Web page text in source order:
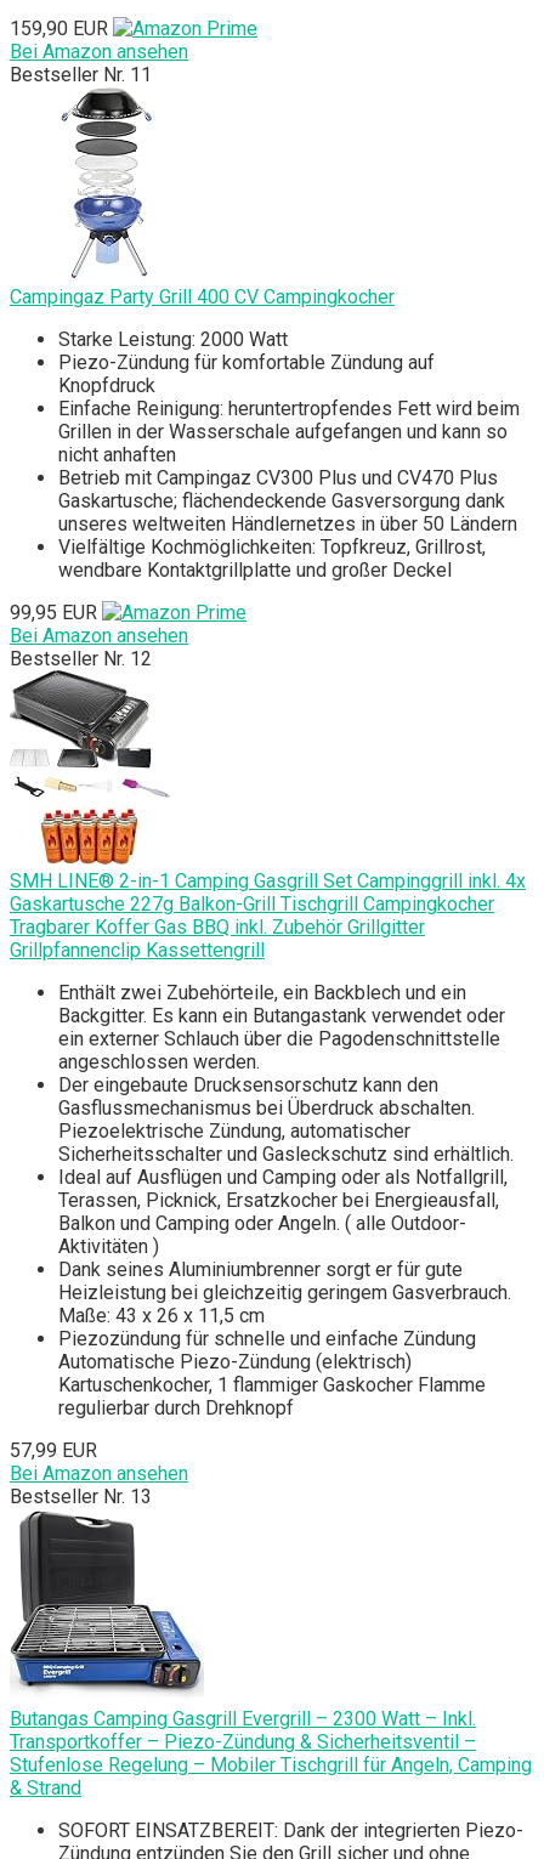
159,90 EUR
Bei Amazon ansehen
Bestseller Nr. 11
Campingaz Party Grill 400 CV Campingkocher
Starke Leistung: 2000 Watt
Piezo-Zündung für komfortable Zündung auf
Knopfdruck
Einfache Reinigung: heruntertropfendes Fett wird beim
Grillen in der Wasserschale aufgefangen und kann so
nicht anhaften
Betrieb mit Campingaz CV300 Plus und CV470 Plus
Gaskartusche; flächendeckende Gasversorgung dank
unseres weltweiten Händlernetzes in über 50 Ländern
Vielfältige Kochmöglichkeiten: Topfkreuz, Grillrost,
wendbare Kontaktgrillplatte und großer Deckel
99,95 EUR
Bei Amazon ansehen
Bestseller Nr. 12
SMH LINE® 2-in-1 Camping Gasgrill Set Campinggrill inkl. 4x
Gaskartusche 227g Balkon-Grill Tischgrill Campingkocher
Tragbarer Koffer Gas BBQ inkl. Zubehör Grillgitter
Grillpfannenclip Kassettengrill
Enthält zwei Zubehörteile, ein Backblech und ein
Backgitter. Es kann ein Butangastank verwendet oder
ein externer Schlauch über die Pagodenschnittstelle
angeschlossen werden.
Der eingebaute Drucksensorschutz kann den
Gasflussmechanismus bei Überdruck abschalten.
Piezoelektrische Zündung, automatischer
Sicherheitsschalter und Gasleckschutz sind erhältlich.
Ideal auf Ausflügen und Camping oder als Notfallgrill,
Terassen, Picknick, Ersatzkocher bei Energieausfall,
Balkon und Camping oder Angeln. ( alle Outdoor-
Aktivitäten )
Dank seines Aluminiumbrenner sorgt er für gute
Heizleistung bei gleichzeitig geringem Gasverbrauch.
Maße: 43 x 26 x 11,5 cm
Piezozündung für schnelle und einfache Zündung
Automatische Piezo-Zündung (elektrisch)
Kartuschenkocher, 1 flammiger Gaskocher Flamme
regulierbar durch Drehknopf
57,99 EUR
Bei Amazon ansehen
Bestseller Nr. 13
Butangas Camping Gasgrill Evergrill – 2300 Watt – Inkl.
Transportkoffer – Piezo-Zündung & Sicherheitsventil –
Stufenlose Regelung – Mobiler Tischgrill für Angeln, Camping
& Strand
SOFORT EINSATZBEREIT: Dank der integrierten Piezo-
Zündung entzünden Sie den Grill sicher und ohne